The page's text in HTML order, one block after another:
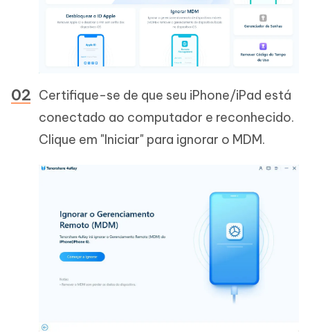
Certifique-se de que seu iPhone/iPad está
conectado ao computador e reconhecido.
Clique em "Iniciar" para ignorar o MDM.